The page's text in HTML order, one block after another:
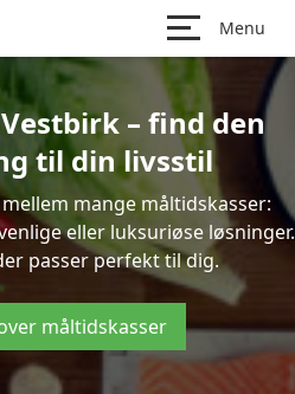
Menu
– find den
til din livsstil
mange måltidskasser:
eller luksuriøse løsninger.
passer perfekt til dig.
måltidskasser